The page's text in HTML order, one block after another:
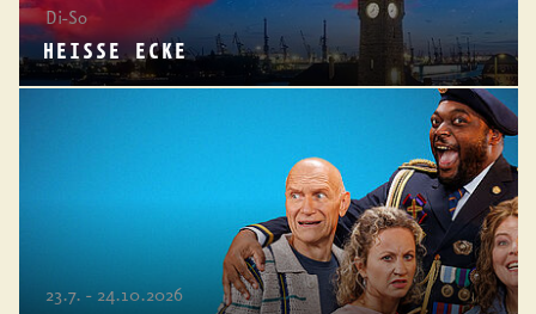
Di-So
HEISSE ECKE
23.7. - 24.10.2026